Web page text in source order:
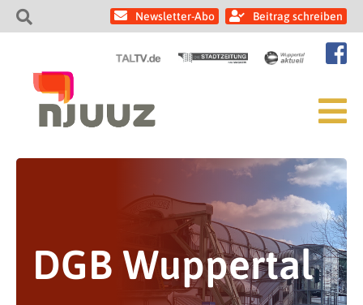
Newsletter-Abo Beitrag schreiben
DGB Wuppertal